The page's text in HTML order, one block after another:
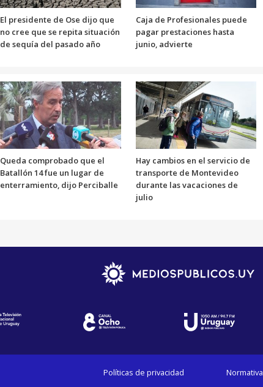
El presidente de Ose dijo que
no cree que se repita situación
de sequía del pasado año
Caja de Profesionales puede
pagar prestaciones hasta
junio, advierte
Queda comprobado que el
Batallón 14 fue un lugar de
enterramiento, dijo Perciballe
Hay cambios en el servicio de
transporte de Montevideo
durante las vacaciones de
julio
Políticas de privacidad Normativa